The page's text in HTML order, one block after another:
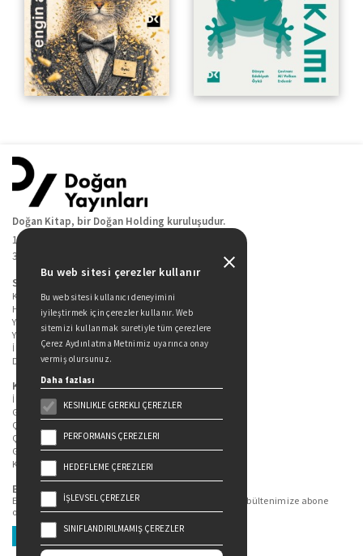
Doğan Kitap, bir Doğan Holding kuruluşudur.
19 Mayıs Cad. Golden Plaza No:1 Kat:10
34360 / Şişli / İstanbul
Sitede Yer Alan Sayfalar
Kitaplarımız
Hakkımızda
Yazarlarımız
Yazar Adayları İçin
İletişim
Duygu Asena Roman Ödülü
Kişisel Verilerin Korunması
İlgili Kişi Başvuru Formu
Genel Aydınlatma Metni
Çekiliş Aydınlatma Metni
Çerez Aydınlatma Metni
Gizlilik Politikası
Kullanım Şartları
Bizi Takip Edin...
En güncel kitap ve etkinliklerden haberdar olmak için bültenimize abone
olun.
Üye Ol
Bu web sitesi çerezler kullanır
Bu web sitesi kullanıcı deneyimini
iyileştirmek için çerezler kullanır. Web
sitemizi kullanmak suretiyle tüm çerezlere
Çerez Aydınlatma Metnimiz uyarınca onay
vermiş olursunuz.
Daha fazlası
KESINLIKLE GEREKLI ÇEREZLER
PERFORMANS ÇEREZLERI
HEDEFLEME ÇEREZLERI
İŞLEVSEL ÇEREZLER
SINIFLANDIRILMAMIŞ ÇEREZLER